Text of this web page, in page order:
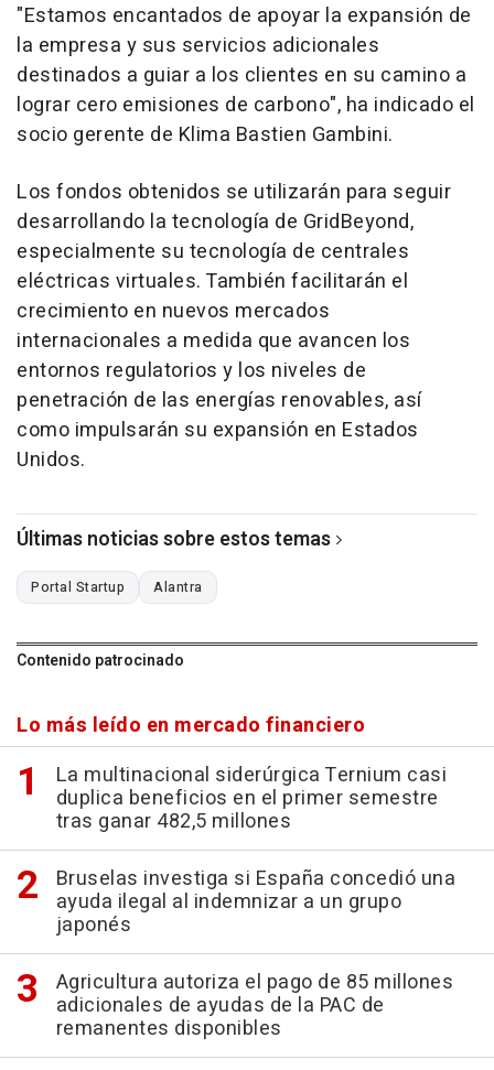
"Estamos encantados de apoyar la expansión de
la empresa y sus servicios adicionales
destinados a guiar a los clientes en su camino a
lograr cero emisiones de carbono", ha indicado el
socio gerente de Klima Bastien Gambini.
Los fondos obtenidos se utilizarán para seguir
desarrollando la tecnología de GridBeyond,
especialmente su tecnología de centrales
eléctricas virtuales. También facilitarán el
crecimiento en nuevos mercados
internacionales a medida que avancen los
entornos regulatorios y los niveles de
penetración de las energías renovables, así
como impulsarán su expansión en Estados
Unidos.
Últimas noticias sobre estos temas
Portal Startup Alantra
Contenido patrocinado
Lo más leído en mercado financiero
La multinacional siderúrgica Ternium casi
duplica beneficios en el primer semestre
tras ganar 482,5 millones
Bruselas investiga si España concedió una
ayuda ilegal al indemnizar a un grupo
japonés
Agricultura autoriza el pago de 85 millones
adicionales de ayudas de la PAC de
remanentes disponibles